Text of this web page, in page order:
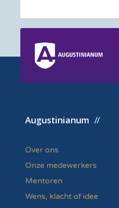
Augustinianum
Over ons
Onze medewerkers
Mentoren
Wens, klacht of idee